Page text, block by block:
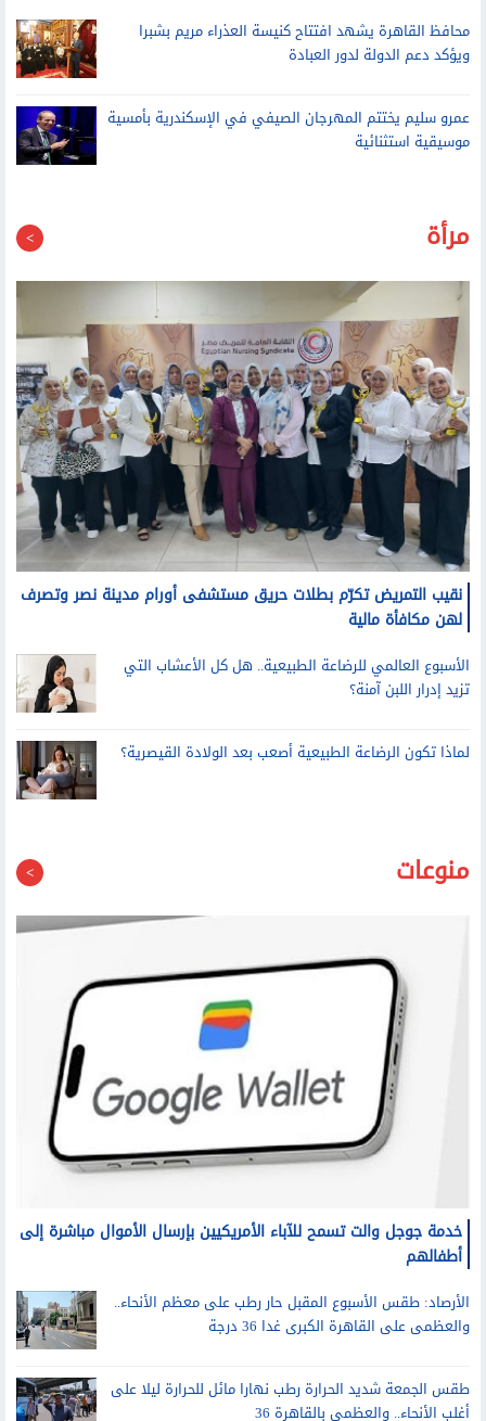
محافظ القاهرة يشهد افتتاح كنيسة العذراء مريم بشبرا
ويؤكد دعم الدولة لدور العبادة
عمرو سليم يختتم المهرجان الصيفي في الإسكندرية بأمسية
موسيقية استثنائية
مرأة
نقيب التمريض تكرّم بطلات حريق مستشفى أورام مدينة نصر وتصرف
لهن مكافأة مالية
الأسبوع العالمي للرضاعة الطبيعية.. هل كل الأعشاب التي
تزيد إدرار اللبن آمنة؟
لماذا تكون الرضاعة الطبيعية أصعب بعد الولادة القيصرية؟
منوعات
خدمة جوجل والت تسمح للآباء الأمريكيين بإرسال الأموال مباشرة إلى
أطفالهم
الأرصاد: طقس الأسبوع المقبل حار رطب على معظم الأنحاء..
والعظمى على القاهرة الكبرى غدا 36 درجة
طقس الجمعة شديد الحرارة رطب نهارا مائل للحرارة ليلا على
أغلب الأنحاء.. والعظمى بالقاهرة 36